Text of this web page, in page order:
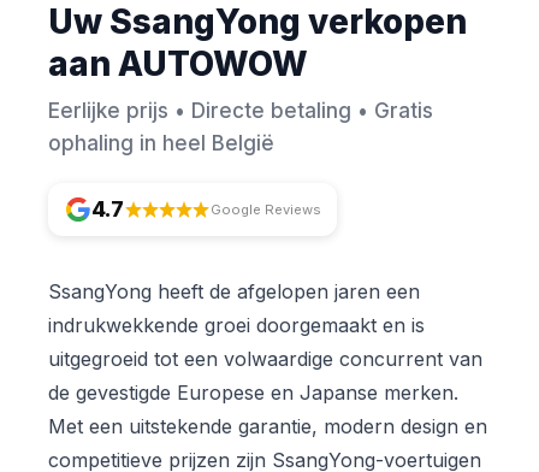
Uw SsangYong verkopen
aan AUTOWOW
Eerlijke prijs • Directe betaling • Gratis
ophaling in heel België
4.7 Google Reviews
SsangYong heeft de afgelopen jaren een
indrukwekkende groei doorgemaakt en is
uitgegroeid tot een volwaardige concurrent van
de gevestigde Europese en Japanse merken.
Met een uitstekende garantie, modern design en
competitieve prijzen zijn SsangYong-voertuigen